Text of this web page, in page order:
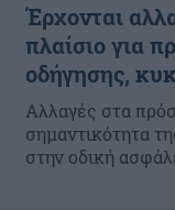
Έρχονται
πλαίσιο για
οδήγησης,
Αλλαγές στα
σημαντικότητα
στην οδική